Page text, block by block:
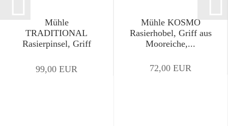
Mühle
TRADITIONAL
Rasierpinsel, Griff
99,00 EUR
Mühle KOSMO
Rasierhobel, Griff aus
Mooreiche,...
72,00 EUR